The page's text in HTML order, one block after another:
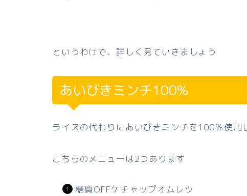
というわけで、詳しく見ていきましょう
あいびきミンチ100%
ライスの代わりにあいびきミンチを100％使
こちらのメニューは2つあります
糖質OFFケチャップオムレツ